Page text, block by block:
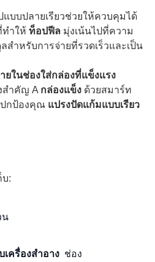
แบบปลายเรียวช่วยให้ควบคุมได้
ทำให้ ท็อปฟีล มุ่งเน้นไปที่ความ
ำหรับการจ่ายที่รวดเร็วและเป็น
ยในช่องใส่กล่องที่แข็งแรง
สำคัญ A กล่องแข็ง ด้วยสมาร์ท
ปกป้องคุณ แปรงปัดแก้มแบบเรียว
บ:
น
เครื่องสำอาง ช่อง